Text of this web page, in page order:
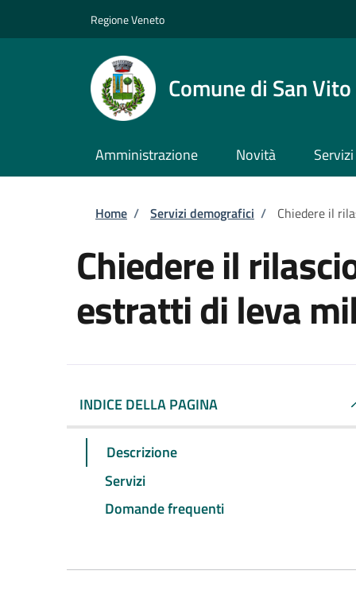
Regione Veneto
Comune di San
Amministrazione Novità Servizi
Briciole di pane
Home / Servizi demografici / Chiedere il
Chiedere il
estratti di leva
INDICE DELLA PAGINA
Descrizione
Servizi
Domande frequenti